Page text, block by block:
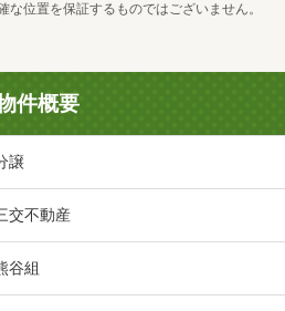
位置を保証するものではございません。
件概要
譲
交不動産
谷組